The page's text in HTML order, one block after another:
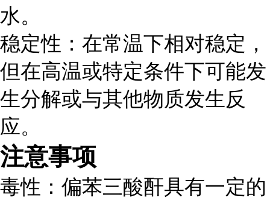
水。
稳定性 ：在常温下相对稳定，
但在高温或特定条件下可能发
生分解或与其他物质发生反
应。
注意事项
毒性 ：偏苯三酸酐具有一定的